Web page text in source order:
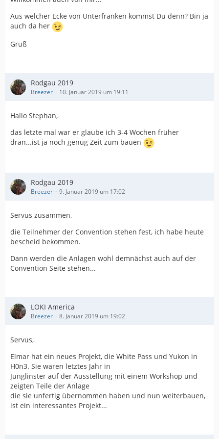
Aus welcher Ecke von Unterfranken kommst Du denn? Bin ja
auch da her
Gruß
Rodgau 2019
Breezer 10. Januar 2019 um 19:11
Hallo Stephan,
das letzte mal war er glaube ich 3-4 Wochen früher
dran...ist ja noch genug Zeit zum bauen
Rodgau 2019
Breezer 9. Januar 2019 um 17:02
Servus zusammen,
die Teilnehmer der Convention stehen fest, ich habe heute
bescheid bekommen.
Dann werden die Anlagen wohl demnächst auch auf der
Convention Seite stehen...
LOKI America
Breezer 8. Januar 2019 um 19:02
Servus,
Elmar hat ein neues Projekt, die White Pass und Yukon in
H0n3. Sie waren letztes Jahr in
Junglinster auf der Ausstellung mit einem Workshop und
zeigten Teile der Anlage
die sie unfertig übernommen haben und nun weiterbauen,
ist ein interessantes Projekt...